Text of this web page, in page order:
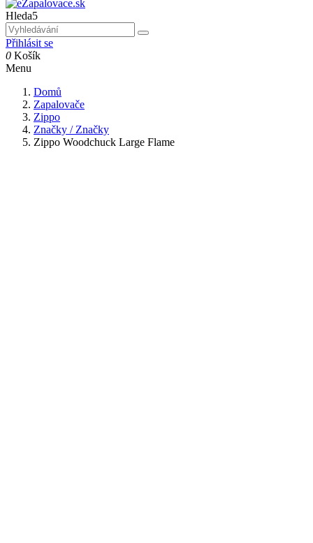
Hleda5
Přihlásit se
0 Košík
Menu
Domů
Zapalovače
Zippo
Značky / Značky
Zippo Woodchuck Large Flame